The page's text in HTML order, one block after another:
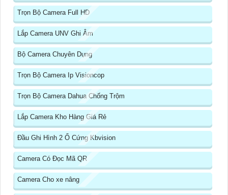
Trọn Bộ Camera Full HD
Lắp Camera UNV Ghi Âm
Bộ Camera Chuyên Dụng
Trọn Bộ Camera Ip Visioncop
Trọn Bộ Camera Dahua Chống Trộm
Lắp Camera Kho Hàng Giá Rẻ
Đầu Ghi Hình 2 Ổ Cứng Kbvision
Camera Có Đọc Mã QR
Camera Cho xe nâng